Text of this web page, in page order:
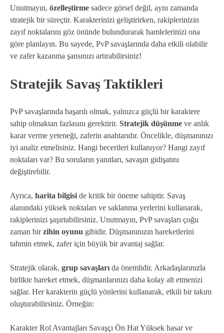
Unutmayın, özelleştirme sadece görsel değil, aynı zamanda
stratejik bir süreçtir. Karakterinizi geliştirirken, rakiplerinizin
zayıf noktalarını göz önünde bulundurarak hamlelerinizi ona
göre planlayın. Bu sayede, PvP savaşlarında daha etkili olabilir
ve zafer kazanma şansınızı artırabilirsiniz!
Stratejik Savaş Taktikleri
PvP savaşlarında başarılı olmak, yalnızca güçlü bir karaktere
sahip olmaktan fazlasını gerektirir. Stratejik düşünme ve anlık
karar verme yeteneği, zaferin anahtarıdır. Öncelikle, düşmanınızı
iyi analiz etmelisiniz. Hangi becerileri kullanıyor? Hangi zayıf
noktaları var? Bu soruların yanıtları, savaşın gidişatını
değiştirebilir.
Ayrıca, harita bilgisi de kritik bir öneme sahiptir. Savaş
alanındaki yüksek noktaları ve saklanma yerlerini kullanarak,
rakiplerinizi şaşırtabilirsiniz. Unutmayın, PvP savaşları çoğu
zaman birzihin oyunu gibidir. Düşmanınızın hareketlerini
tahmin etmek, zafer için büyük bir avantaj sağlar.
Stratejik olarak, grup savaşları da önemlidir. Arkadaşlarınızla
birlikte hareket etmek, düşmanlarınızı daha kolay alt etmenizi
sağlar. Her karakterin güçlü yönlerini kullanarak, etkili bir takım
oluşturabilirsiniz. Örneğin:
Karakter Rol Avantajları Savaşçı Ön Hat Yüksek hasar ve